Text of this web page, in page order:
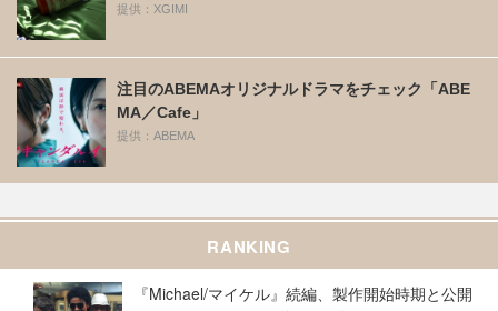
提供：XGIMI
注目のABEMAオリジナルドラマをチェック「ABE
MA／Cafe」
提供：ABEMA
RANKING
『Michael/マイケル』続編、製作開始時期と公開